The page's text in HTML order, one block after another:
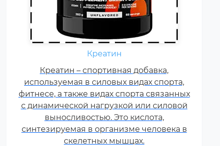
Креатин
Креатин – спортивная добавка,
используемая в силовых видах спорта,
фитнесе, а также видах спорта связанных
с динамической нагрузкой или силовой
выносливостью. Это кислота,
синтезируемая в организме человека в
скелетных мышцах.
Ежедневно каждому
витамины группы В, карнитин –
витамин Т, витамины С, D, E, F.
Постоянные тренировки,
физические и психологические
нагрузки, соревнования
увеличивают суточную норму
витаминов и минералов в 1,5-2